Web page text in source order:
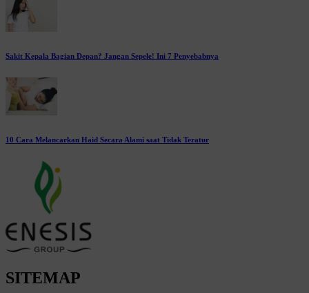
Sakit Kepala Bagian Depan? Jangan Sepele! Ini 7 Penyebabnya
10 Cara Melancarkan Haid Secara Alami saat Tidak Teratur
SITEMAP